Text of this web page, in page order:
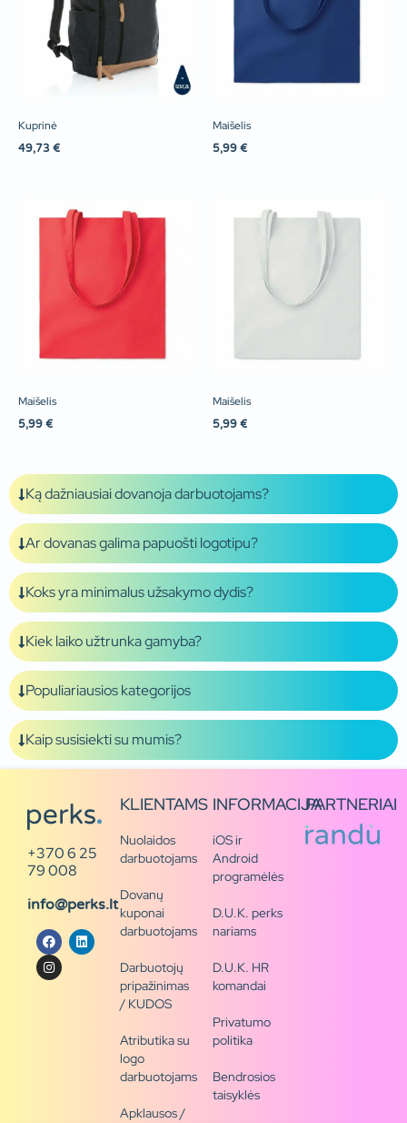
Kuprinė
49,73 €
Maišelis
5,99 €
Maišelis
5,99 €
Maišelis
5,99 €
Ką dažniausiai dovanoja darbuotojams?
Ar dovanas galima papuošti logotipu?
Koks yra minimalus užsakymo dydis?
Kiek laiko užtrunka gamyba?
Populiariausios kategorijos
Kaip susisiekti su mumis?
+370 6 25
79 008
info@perks.lt
KLIENTAMS
Nuolaidos
darbuotojams
Dovanų
kuponai
darbuotojams
Darbuotojų
pripažinimas
/ KUDOS
Atributika su
logo
darbuotojams
Apklausos /
INFORMACIJA
iOS ir
Android
programėlės
D.U.K. perks
nariams
D.U.K. HR
komandai
Privatumo
politika
Bendrosios
taisyklės
PARTNERIAI